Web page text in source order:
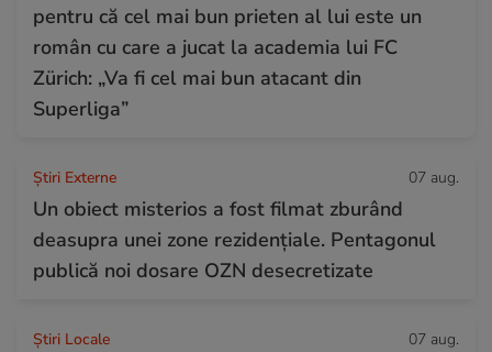
pentru că cel mai bun prieten al lui este un
român cu care a jucat la academia lui FC
Zürich: „Va fi cel mai bun atacant din
Superliga”
Știri Externe 07 aug.
Un obiect misterios a fost filmat zburând
deasupra unei zone rezidențiale. Pentagonul
publică noi dosare OZN desecretizate
Știri Locale 07 aug.